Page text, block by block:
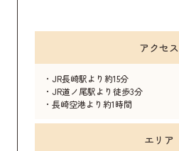
アクセス
・JR長崎駅より約15分
・JR道ノ尾駅より徒歩3分
・長崎空港より約1時間
エリア